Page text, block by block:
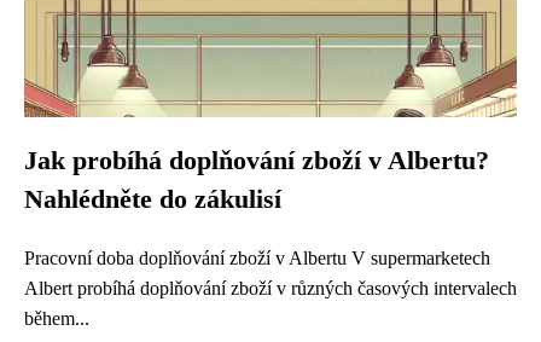
Jak probíhá doplňování zboží v Albertu?
Nahlédněte do zákulisí
Pracovní doba doplňování zboží v Albertu V supermarketech
Albert probíhá doplňování zboží v různých časových intervalech
během...